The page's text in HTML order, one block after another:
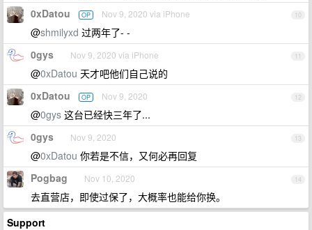
10
0xDatou OP Nov 9, 2020 via iPhone
@shmilyxd 过两年了- -
11
0gys Nov 9, 2020 via iPhone
@0xDatou 天才吧他们自己说的
12
0xDatou OP Nov 9, 2020
@0gys 这台已经快三年了...
13
0gys Nov 9, 2020
@0xDatou 你若是不信，又何必再回复
14
Pogbag Nov 10, 2020
去直营店，即使过保了，大概率也能给你换。
Support